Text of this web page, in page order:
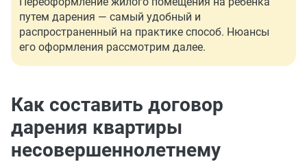
путем дарения — самый удобный и
распространенный на практике способ. Нюансы
его оформления рассмотрим далее.
Как составить договор
дарения квартиры
несовершеннолетнему